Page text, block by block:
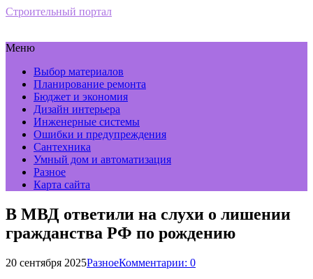
Строительный портал
Меню
Выбор материалов
Планирование ремонта
Бюджет и экономия
Дизайн интерьера
Инженерные системы
Ошибки и предупреждения
Сантехника
Умный дом и автоматизация
Разное
Карта сайта
В МВД ответили на слухи о лишении
гражданства РФ по рождению
20 сентября 2025РазноеКомментарии: 0